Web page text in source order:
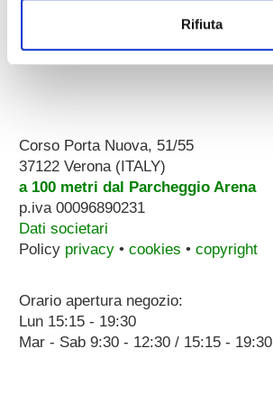
Rifiuta
Corso Porta Nuova, 51/55
37122 Verona (ITALY)
a 100 metri dal Parcheggio Arena
p.iva 00096890231
Dati societari
Policy privacy• cookies • copyright
Orario apertura negozio:
Lun 15:15 - 19:30
Mar - Sab 9:30 - 12:30 / 15:15 - 19:30